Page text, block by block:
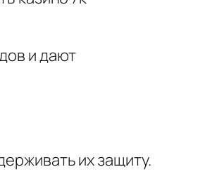
и дают
их защиту.